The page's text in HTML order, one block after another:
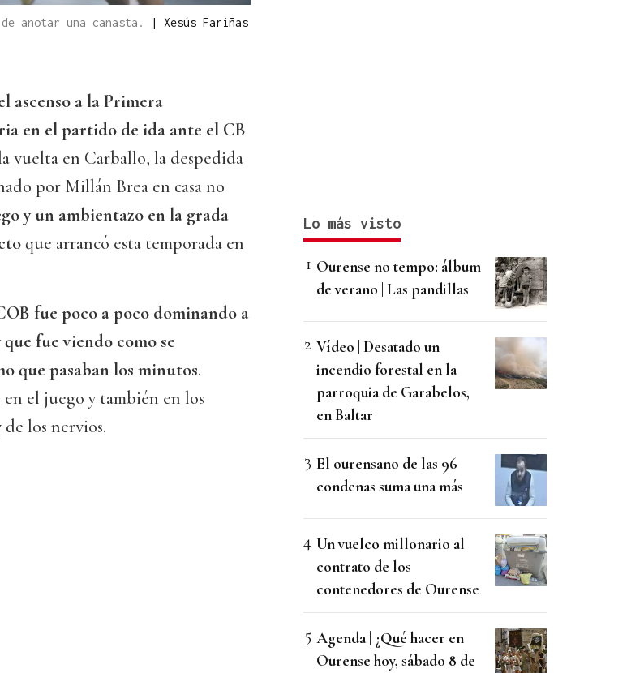
anotar una canasta. | Xesús Fariñas
ascenso a la Primera
en el partido de ida ante el CB
vuelta en Carballo, la despedida
por Millán Brea en casa no
y un ambientazo en la grada
que arrancó esta temporada en
fue poco a poco dominando a
fue viendo como se
que pasaban los minutos.
el juego y también en los
los nervios.
Lo más visto
Ourense no tempo: álbum
de verano | Las pandillas
Vídeo | Desatado un
incendio forestal en la
parroquia de Garabelos,
en Baltar
El ourensano de las 96
condenas suma una más
Un vuelco millonario al
contrato de los
contenedores de Ourense
Agenda | ¿Qué hacer en
Ourense hoy, sábado 8 de